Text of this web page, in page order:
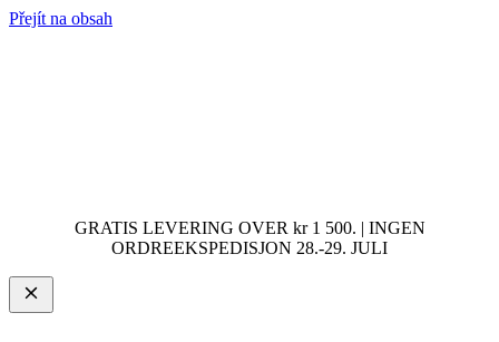
Přejít na obsah
GRATIS LEVERING OVER kr 1 500. | INGEN
ORDREEKSPEDISJON 28.-29. JULI